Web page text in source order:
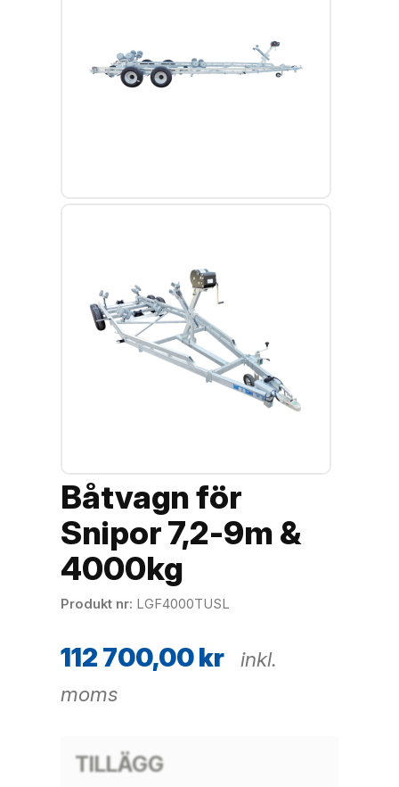
Båtvagn för
Snipor 7,2-9m &
4000kg
Produkt nr LGF4000TUSL
112 700,00kr
inkl.
moms
TILLÄGG